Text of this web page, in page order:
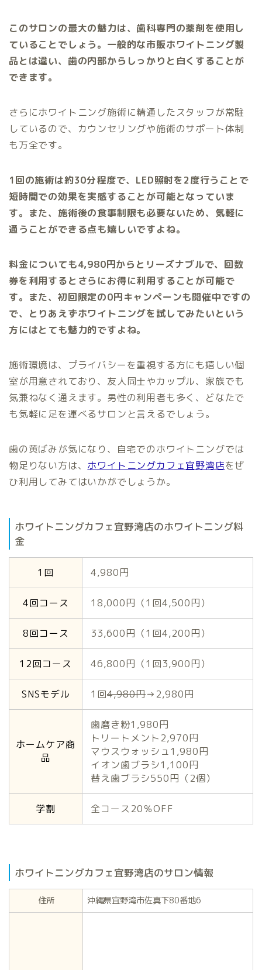
このサロンの最大の魅力は、歯科専門の薬剤を使用し
ていることでしょう。一般的な市販ホワイトニング製
品とは違い、歯の内部からしっかりと白くすることが
できます。
さらにホワイトニング施術に精通したスタッフが常駐
しているので、カウンセリングや施術のサポート体制
も万全です。
1回の施術は約30分程度で、LED照射を2度行うことで
短時間での効果を実感することが可能となっていま
す。また、施術後の食事制限も必要ないため、気軽に
通うことができる点も嬉しいですよね。
料金についても4,980円からとリーズナブルで、回数
券を利用するとさらにお得に利用することが可能で
す。また、初回限定の0円キャンペーンも開催中ですの
で、とりあえずホワイトニングを試してみたいという
方にはとても魅力的ですよね。
施術環境は、プライバシーを重視する方にも嬉しい個
室が用意されており、友人同士やカップル、家族でも
気兼ねなく通えます。男性の利用者も多く、どなたで
も気軽に足を運べるサロンと言えるでしょう。
歯の黄ばみが気になり、自宅でのホワイトニングでは
物足りない方は、 ホワイトニングカフェ宜野湾店をぜ
ひ利用してみてはいかがでしょうか。
ホワイトニングカフェ宜野湾店のホワイトニング料
金
1回 4,980円
4回コース 18,000円（1回4,500円）
8回コース 33,600円（1回4,200円）
12回コース 46,800円（1回3,900円）
SNSモデル 1回4,980円→2,980円
ホームケア商
品
歯磨き粉1,980円
トリートメント2,970円
マウスウォッシュ1,980円
イオン歯ブラシ1,100円
替え歯ブラシ550円（2個）
学割 全コース20％OFF
ホワイトニングカフェ宜野湾店のサロン情報
住所 沖縄県宜野湾市佐真下80番地6